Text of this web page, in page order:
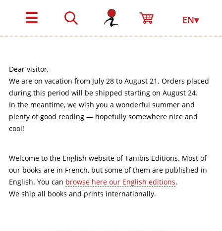
☰ EN▾
Dear visitor,
We are on vacation from July 28 to August 21. Orders placed
during this period will be shipped starting on August 24.
In the meantime, we wish you a wonderful summer and
plenty of good reading — hopefully somewhere nice and
cool!
Welcome to the English website of Tanibis Editions. Most of
our books are in French, but some of them are published in
English. You can browse here our English editions.
We ship all books and prints internationally.